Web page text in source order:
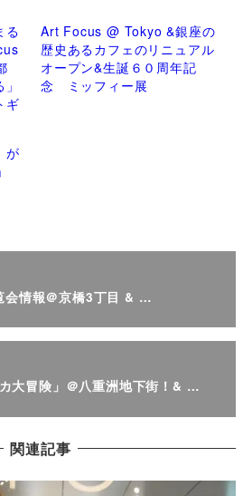
る
ギ
Art Focus @ Tokyo &銀座の
歴史あるカフェのリニュアル
オープン&生誕６０周年記
念 ミッフィー展
が
情報＠京橋3丁目 & …
大冒険」＠八重洲地下街！& …
関連記事